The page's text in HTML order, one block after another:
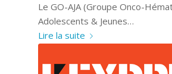
Le GO-AJA (Groupe Onco-
Adolescents & Jeunes…
Lire la suite